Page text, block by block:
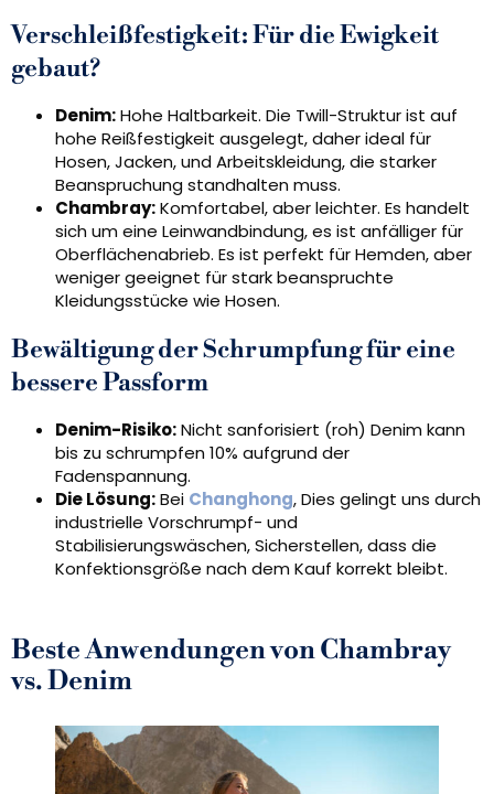
Verschleißfestigkeit: Für die Ewigkeit
gebaut?
Denim:Hohe Haltbarkeit. Die Twill-Struktur ist auf
hohe Reißfestigkeit ausgelegt, daher ideal für
Hosen, Jacken, und Arbeitskleidung, die starker
Beanspruchung standhalten muss.
Chambray:Komfortabel, aber leichter. Es handelt
sich um eine Leinwandbindung, es ist anfälliger für
Oberflächenabrieb. Es ist perfekt für Hemden, aber
weniger geeignet für stark beanspruchte
Kleidungsstücke wie Hosen.
Bewältigung der Schrumpfung für eine
bessere Passform
Denim-Risiko:Nicht sanforisiert (roh) Denim kann
bis zu schrumpfen 10% aufgrund der
Fadenspannung.
Die Lösung:Bei Changhong, Dies gelingt uns durch
industrielle Vorschrumpf- und
Stabilisierungswäschen, Sicherstellen, dass die
Konfektionsgröße nach dem Kauf korrekt bleibt.
Beste Anwendungen von Chambray
vs. Denim